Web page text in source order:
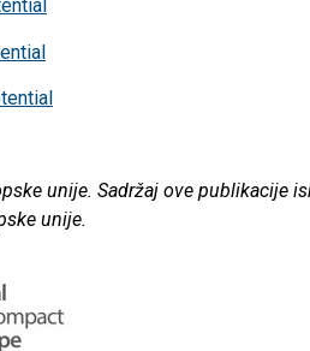
unije. Sadržaj ove publikacije
unije.